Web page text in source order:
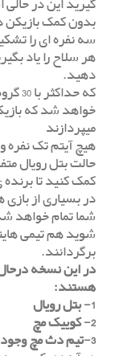
گیرید این در
بدون کمک بازیکن
سه نفره ای را
هر سلاح را یاد
دهید.
خواهد شد که
میپردازند
هیچ آیتم تک نفره
حالت بتل رویال
کمک کنید تا
در بسیاری از
شما تمام خواهد
برگردانند.
هستند:
1- بتل رویال
2- کوییک مچ
3-تیم دث مچ وجود دارد